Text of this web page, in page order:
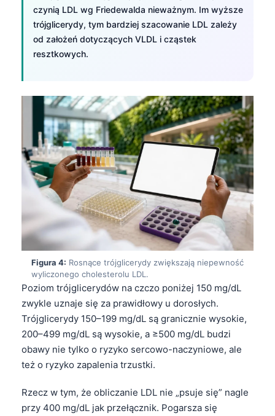
czynią LDL wg Friedewalda nieważnym. Im wyższe
trójglicerydy, tym bardziej szacowanie LDL zależy
od założeń dotyczących VLDL i cząstek
resztkowych.
Figura 4: Rosnące trójglicerydy zwiększają niepewność
wyliczonego cholesterolu LDL.
Poziom trójglicerydów na czczo poniżej 150 mg/dL
zwykle uznaje się za prawidłowy u dorosłych.
Trójglicerydy 150–199 mg/dL są granicznie wysokie,
200–499 mg/dL są wysokie, a ≥500 mg/dL budzi
obawy nie tylko o ryzyko sercowo-naczyniowe, ale
też o ryzyko zapalenia trzustki.
Rzecz w tym, że obliczanie LDL nie „psuje się” nagle
przy 400 mg/dL jak przełącznik. Pogarsza się